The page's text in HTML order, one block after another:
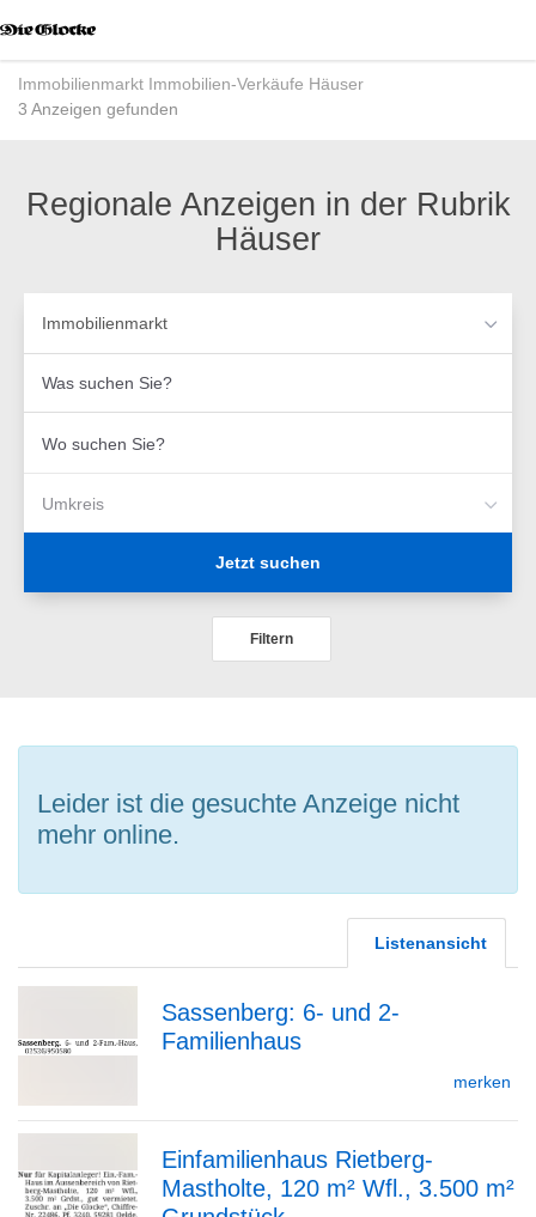
Modus
aktivieren
zur
Navigation
Immobilienmarkt Immobilien-Verkäufe Häuser
3 Anzeigen gefunden
Regionale Anzeigen in der Rubrik
Häuser
Immobilienmarkt
suchen
Sie?
suchen
Umkreis
Jetzt suchen
Filtern
Leider ist die gesuchte Anzeige nicht
mehr online.
Listenansicht
zur
Detailseite
Sassenberg: 6- und 2-
Familienhaus
merken
zur
Einfamilienhaus Rietberg-
Mastholte, 120 m² Wfl., 3.500 m²